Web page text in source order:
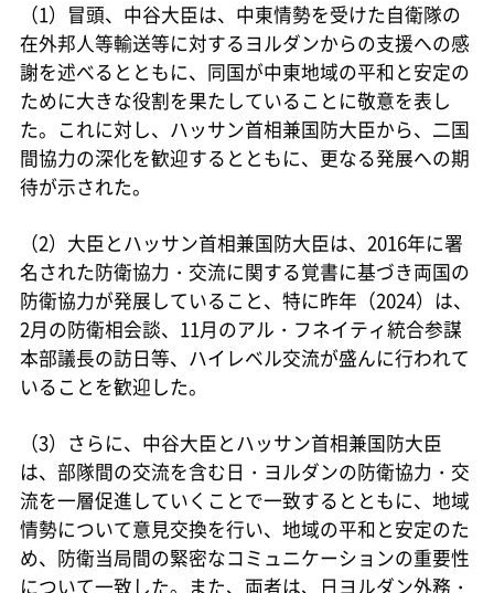
（1）冒頭、中谷大臣は、中東情勢を受けた自衛隊の
在外邦人等輸送等に対するヨルダンからの支援への感
謝を述べるとともに、同国が中東地域の平和と安定の
ために大きな役割を果たしていることに敬意を表し
た。これに対し、ハッサン首相兼国防大臣から、二国
間協力の深化を歓迎するとともに、更なる発展への期
待が示された。
（2）大臣とハッサン首相兼国防大臣は、2016年に署
名された防衛協力・交流に関する覚書に基づき両国の
防衛協力が発展していること、特に昨年（2024）は、
2月の防衛相会談、11月のアル・フネイティ統合参謀
本部議長の訪日等、ハイレベル交流が盛んに行われて
いることを歓迎した。
（3）さらに、中谷大臣とハッサン首相兼国防大臣
は、部隊間の交流を含む日・ヨルダンの防衛協力・交
流を一層促進していくことで一致するとともに、地域
情勢について意見交換を行い、地域の平和と安定のた
め、防衛当局間の緊密なコミュニケーションの重要性
について一致した。また、両者は、日ヨルダン外務・